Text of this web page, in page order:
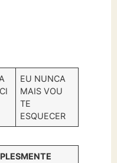
EU NUNCA
MAIS VOU
TE
ESQUECER